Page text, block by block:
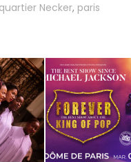
quartier Necker, paris